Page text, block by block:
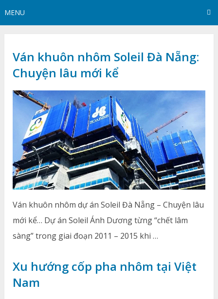
MENU
Ván khuôn nhôm Soleil Đà Nẵng:
Chuyện lâu mới kể
Ván khuôn nhôm dự án Soleil Đà Nẵng – Chuyện lâu
mới kể… Dự án Soleil Ánh Dương từng “chết lâm
sàng” trong giai đoạn 2011 – 2015 khi …
Xu hướng cốp pha nhôm tại Việt
Nam